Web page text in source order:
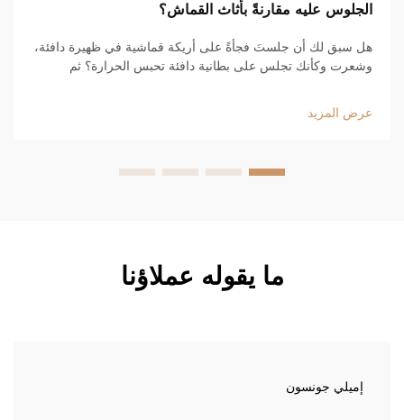
الجلوس عليه مقارنةً بأثاث القماش؟
هل سبق لك أن جلستَ فجأةً على أريكة قماشية في ظهيرة دافئة،
وشعرت وكأنك تجلس على بطانية دافئة تحبس الحرارة؟ ثم
سببٌ لذلك، وهو...
عرض المزيد
ما يقوله عملاؤنا
إميلي جونسون